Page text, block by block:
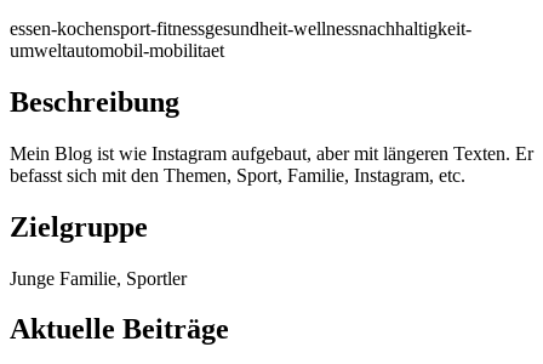
essen-kochensport-fitnessgesundheit-wellnessnachhaltigkeit-
umweltautomobil-mobilitaet
Beschreibung
Mein Blog ist wie Instagram aufgebaut, aber mit längeren Texten. Er
befasst sich mit den Themen, Sport, Familie, Instagram, etc.
Zielgruppe
Junge Familie, Sportler
Aktuelle Beiträge